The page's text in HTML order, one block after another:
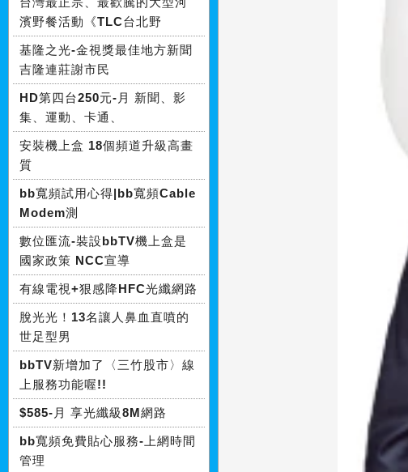
濱野餐活動《TLC台北野
基隆之光-金視獎最佳地方新聞
吉隆連莊謝市民
HD第四台250元-月 新聞、影
集、運動、卡通、
安裝機上盒 18個頻道升級高畫
質
bb寬頻試用心得|bb寬頻Cable
Modem測
數位匯流-裝設bbTV機上盒是
國家政策 NCC宣導
有線電視+狠感降HFC光纖網路
脫光光！13名讓人鼻血直噴的
世足型男
bbTV新增加了〈三竹股市〉線
上服務功能喔!!
$585-月 享光纖級8M網路
bb寬頻免費貼心服務-上網時間
管理